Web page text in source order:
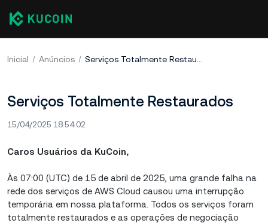
Inicial Anúncios Serviços Totalmente Restaurados
Serviços Totalmente Restaurados
15/04/2025 18:54:02
Caros Usuários da KuCoin,
Às 07:00 (UTC) de 15 de abril de 2025, uma grande falha na
rede dos serviços de AWS Cloud causou uma interrupção
temporária em nossa plataforma. Todos os serviços foram
totalmente restaurados e as operações de negociação